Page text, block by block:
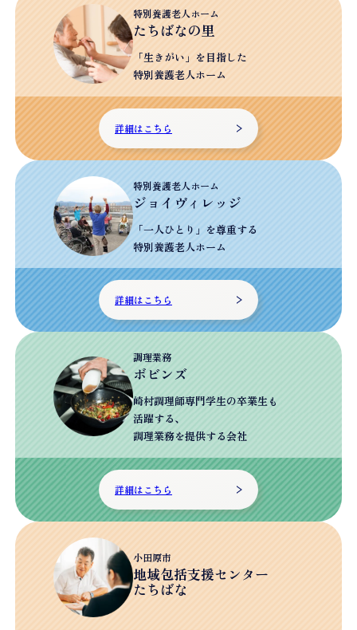
特別養護老人ホーム
たちばなの里
「生きがい」を目指した
特別養護老人ホーム
詳細はこちら
特別養護老人ホーム
ジョイヴィレッジ
「一人ひとり」を尊重する
特別養護老人ホーム
詳細はこちら
調理業務
ボビンズ
崎村調理師専門学生の卒業生も
活躍する、
調理業務を提供する会社
詳細はこちら
小田原市
地域包括支援センター
たちばな